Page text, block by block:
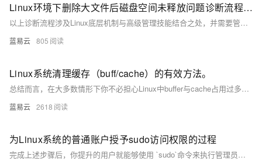
Linux环境下删除大文件后磁盘空间未释放问题诊断流程。
以上诊断流程涉及Linux底层机制与高级管理技能结合之处，并需要管理员根据实际环境灵活调整诊断策略与解决方案。
蓝易云 805
Linux系统清理缓存（buff/cache）的有效方法。
总结而言，在大多数情形下你不必担心Linux中buffer与cache占用过多内存在影响到其他程序运行；因为当程序请求更多内存在没有足够可用资源时,Linux会自行调整其占有量。只有当你明确知道当前环境与需求并希望立即回收这部分资源给即将运行重负载任务之前才考虑上述方法去主动干预。
蓝易云 2618
为Linux系统的普通账户授予sudo访问权限的过程
完成上述步骤后，你提升的用户就能够使用 `sudo`命令来执行管理员级别的操作，而无需切换到root用户。这是一种更加安全和便捷的权限管理方式，因为它能够留下完整的权限使用记录，并以最小权限的方式工作。需要注意的是，随意授予sudo权限可能会使系统暴露在风险之中，尤其是在用户不了解其所执行命令可能带来的后果的情况下。所以在配置sudo权限时，必须谨慎行事。